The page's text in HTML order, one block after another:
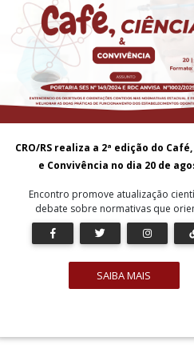
CRO/RS realiza a 2ª edição do
e Convivência no dia 20 de
Encontro promove atualização
debate sobre normativas que
SAIBA MAIS